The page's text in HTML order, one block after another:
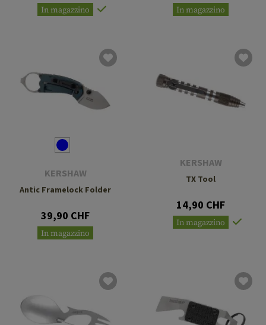
In magazzino In magazzino
KERSHAW
Antic Framelock Folder
39,90 CHF
In magazzino
KERSHAW
TX Tool
14,90 CHF
In magazzino